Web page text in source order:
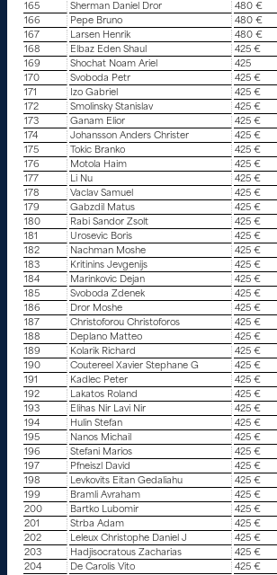
165
Sherman Daniel Dror
480 €
166
Pepe Bruno
480 €
167
Larsen Henrik
480 €
168
Elbaz Eden Shaul
425 €
169
Shochat Noam Ariel
425
170
Svoboda Petr
425 €
171
Izo Gabriel
425 €
172
Smolinsky Stanislav
425 €
173
Ganam Elior
425 €
174
Johansson Anders Christer
425 €
175
Tokic Branko
425 €
176
Motola Haim
425 €
177
Li Nu
425 €
178
Vaclav Samuel
425 €
179
Gabzdil Matus
425 €
180
Rabi Sandor Zsolt
425 €
181
Urosevic Boris
425 €
182
Nachman Moshe
425 €
183
Kritinins Jevgenijs
425 €
184
Marinkovic Dejan
425 €
185
Svoboda Zdenek
425 €
186
Dror Moshe
425 €
187
Christoforou Christoforos
425 €
188
Deplano Matteo
425 €
189
Kolarik Richard
425 €
190
Coutereel Xavier Stephane G
425 €
191
Kadlec Peter
425 €
192
Lakatos Roland
425 €
193
Elihas Nir Lavi Nir
425 €
194
Hulin Stefan
425 €
195
Nanos Michail
425 €
196
Stefani Marios
425 €
197
Pfneiszl David
425 €
198
Levkovits Eitan Gedaliahu
425 €
199
Bramli Avraham
425 €
200
Bartko Lubomir
425 €
201
Strba Adam
425 €
202
Leleux Christophe Daniel J
425 €
203
Hadjisocratous Zacharias
425 €
204
De Carolis Vito
425 €